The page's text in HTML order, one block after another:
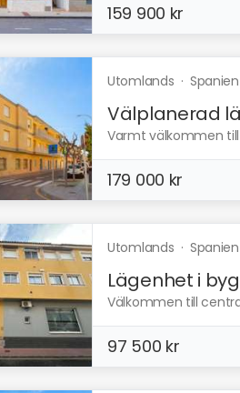
159 900 kr
Utomlands · Spanien
Välplanerad
Varmt välkommen
179 000 kr
Utomlands · Spanien
Lägenhet i
Välkommen till
97 500 kr